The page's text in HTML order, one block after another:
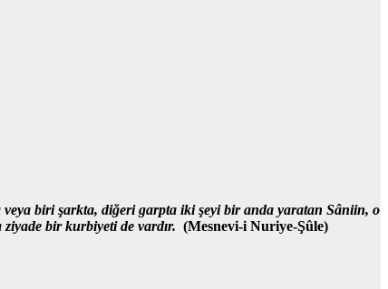
veya biri şarkta, diğeri garpta iki şeyi bir anda yaratan Sâniin, o
bir kurbiyeti de vardır. (Mesnevi-i Nuriye-Şûle)